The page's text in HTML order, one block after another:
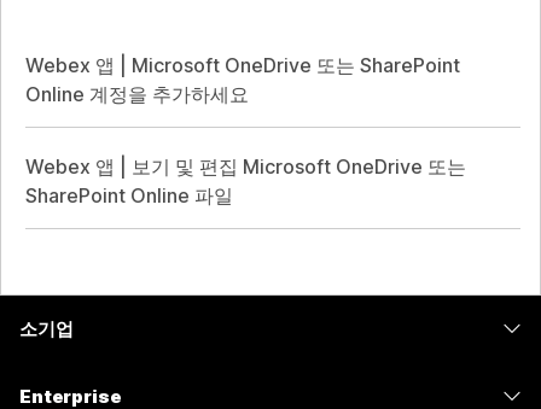
Webex 앱 | Microsoft OneDrive 또는 SharePoint
Online 계정을 추가하세요
Webex 앱 | 보기 및 편집 Microsoft OneDrive 또는
SharePoint Online 파일
소기업
Enterprise